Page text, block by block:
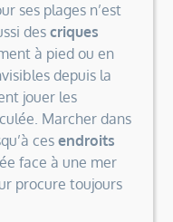
ses plages n’est
des criques
à pied ou en
depuis la
jouer les
Marcher dans
ces endroits
face à une mer
procure toujours